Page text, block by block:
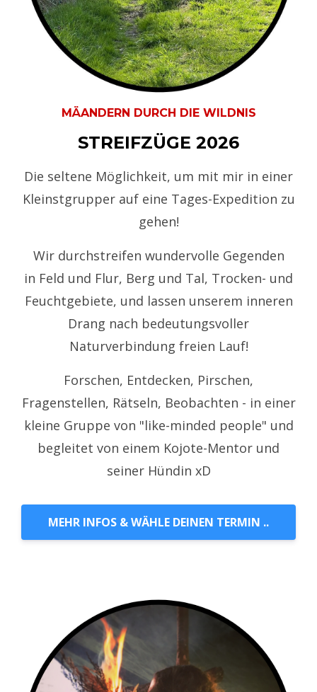
MÄANDERN DURCH DIE WILDNIS
STREIFZÜGE 2026
Die seltene Möglichkeit, um mit mir in einer
Kleinstgrupper auf eine Tages-Expedition zu
gehen!
Wir durchstreifen wundervolle Gegenden
in Feld und Flur, Berg und Tal, Trocken- und
Feuchtgebiete, und lassen unserem inneren
Drang nach bedeutungsvoller
Naturverbindung freien Lauf!
Forschen, Entdecken, Pirschen,
Fragenstellen, Rätseln, Beobachten - in einer
kleine Gruppe von "like-minded people" und
begleitet von einem Kojote-Mentor und
seiner Hündin xD
MEHR INFOS & WÄHLE DEINEN TERMIN ..